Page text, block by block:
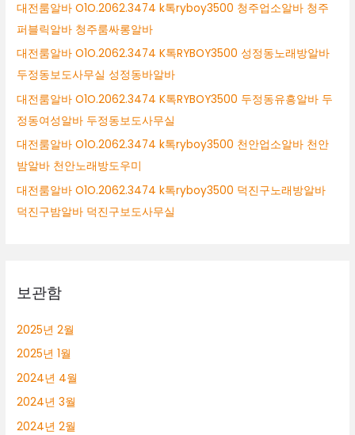
대전룸알바 O1O.2062.3474 k톡ryboy3500 청주업소알바 청주
퍼블릭알바 청주룸싸롱알바
대전룸알바 O1O.2062.3474 K톡RYBOY3500 성정동노래방알바
두정동보도사무실 성정동바알바
대전룸알바 O1O.2062.3474 K톡RYBOY3500 두정동유흥알바 두
정동여성알바 두정동보도사무실
대전룸알바 O1O.2062.3474 k톡ryboy3500 천안업소알바 천안
밤알바 천안노래방도우미
대전룸알바 O1O.2062.3474 k톡ryboy3500 덕진구노래방알바
덕진구밤알바 덕진구보도사무실
보관함
2025년 2월
2025년 1월
2024년 4월
2024년 3월
2024년 2월